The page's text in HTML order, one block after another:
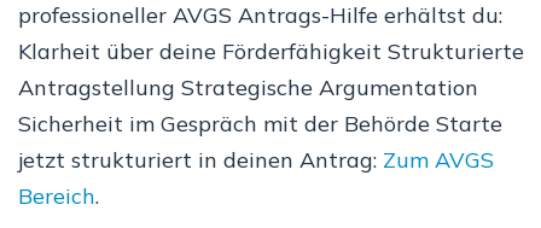
professioneller AVGS Antrags-Hilfe erhältst du:
Klarheit über deine Förderfähigkeit Strukturierte
Antragstellung Strategische Argumentation
Sicherheit im Gespräch mit der Behörde Starte
jetzt strukturiert in deinen Antrag: Zum AVGS
Bereich.